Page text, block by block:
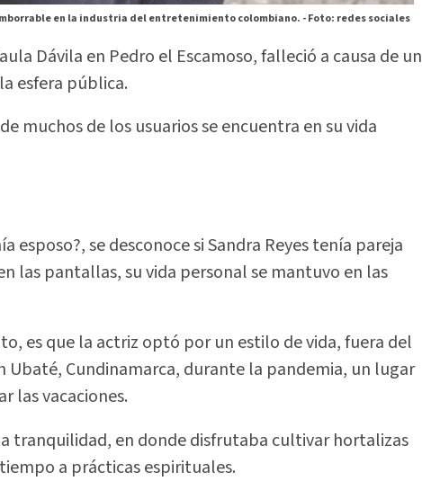
en la industria del entretenimiento colombiano. -Foto: redes sociales
Dávila en Pedro el Escamoso, falleció a causa de un
esfera pública.
muchos de los usuarios se encuentra en su vida
esposo?, se desconoce si Sandra Reyes tenía pareja
las pantallas, su vida personal se mantuvo en las
es que la actriz optó por un estilo de vida, fuera del
Ubaté, Cundinamarca, durante la pandemia, un lugar
las vacaciones.
tranquilidad, en donde disfrutaba cultivar hortalizas
a prácticas espirituales.